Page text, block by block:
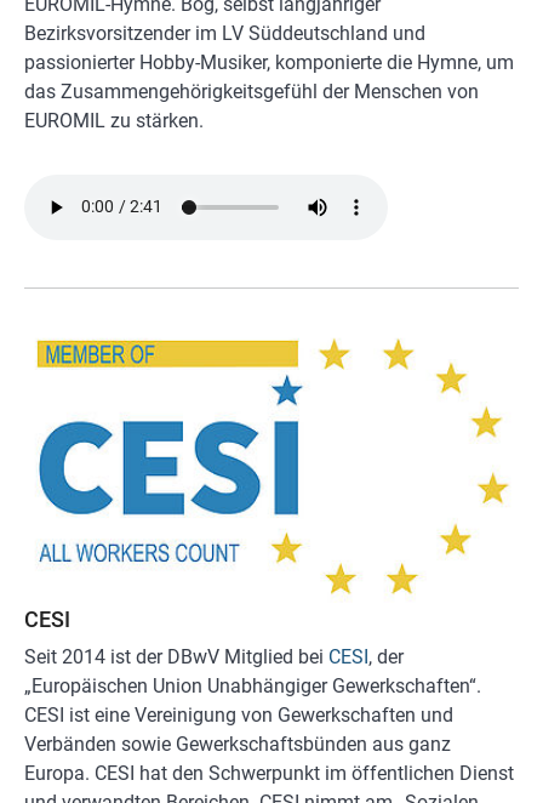
Bezirksvorsitzender im LV Süddeutschland und
passionierter Hobby-Musiker, komponierte die Hymne, um
das Zusammengehörigkeitsgefühl der Menschen von
EUROMIL zu stärken.
CESI
Seit 2014 ist der DBwV Mitglied bei CESI, der
„Europäischen Union Unabhängiger Gewerkschaften“.
CESI ist eine Vereinigung von Gewerkschaften und
Verbänden sowie Gewerkschaftsbünden aus ganz
Europa. CESI hat den Schwerpunkt im öffentlichen Dienst